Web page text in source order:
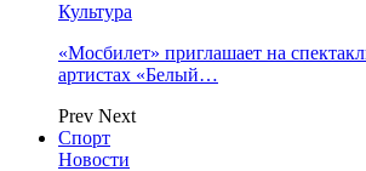
Культура
«Мосбилет» приглашает на
артистах «Белый…
Prev Next
Спорт
Новости